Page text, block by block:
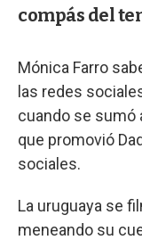
compás del
Mónica Farro
las redes
cuando se sumó
que promovió
sociales.
La uruguaya se
meneando su